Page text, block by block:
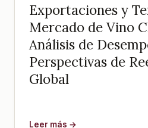
Exportaciones y
Mercado de Vino
Análisis de
Perspectivas de
Global
Leer más →